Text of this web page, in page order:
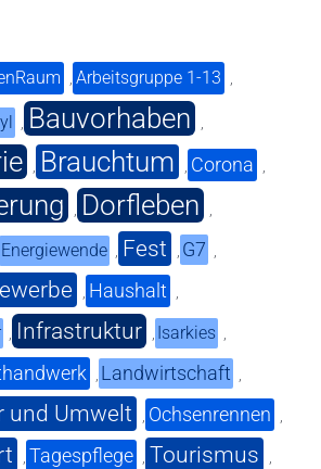
, Arbeitsgruppe 1-13 ,
, Bauvorhaben ,
, Brauchtum , Corona ,
, Dorfleben ,
Energiewende , Fest , G7 ,
, Haushalt ,
, Infrastruktur , Isarkies ,
, Landwirtschaft ,
und Umwelt , Ochsenrennen ,
, Tagespflege , Tourismus ,